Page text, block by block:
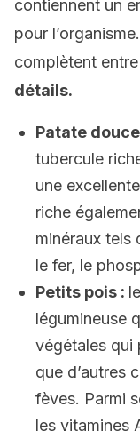
contiennent un
pour
complètent entre
détails.
Patate
tubercule
une
riche
minéraux tels
le fer, le
Petits pois :
légumineuse
végétales qui
que d’autres
fèves. Parmi
les vitamines